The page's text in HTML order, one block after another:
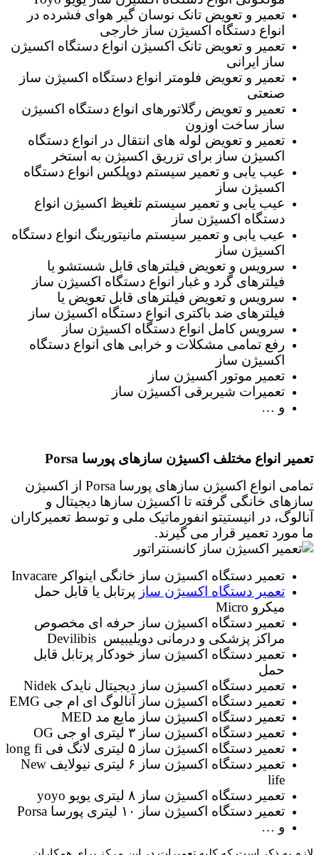
تعمیر و تعویض تانک نوسان گیر هوای فشرده در
انواع دستگاه اکسیژن ساز خارجی
تعمیر و تعویض تانک اکسیژن انواع دستگاه اکسیژن
ساز ایرانی
تعمیر و تعویض فلومتر انواع دستگاه اکسیژن ساز
صنعتی
تعمیر و تعویض رگلاتورهای انواع دستگاه اکسیژن
ساز ساخت اوزون
تعمیر و تعویض لوله های انتقال در انواع دستگاه
اکسیژن ساز برای تزریق اکسیژن به استخر
عیب یابی و تعمیر سیستم دوپلکس انواع دستگاه
اکسیژن ساز
عیب یابی و تعمیر سیستم تلغیظ اکسیژن انواع
دستگاه اکسیژن ساز
عیب یابی و تعمیر سیستم مانیتورینگ انواع دستگاه
اکسیژن ساز
سرویس و تعویض فیلترهای قابل شستشو یا
فیلترهای گرد و غبار انواع دستگاه اکسیژن ساز
سرویس و تعویض فیلترهای قابل تعویض یا
فیلترهای ضد باکتری انواع دستگاه اکسیژن ساز
سرویس کامل انواع دستگاه اکسیژن ساز
رفع تمامی مشکلات و خرابی های انواع دستگاه
اکسیژن ساز
تعمیر موتور اکسیژن ساز
تعمیرات شیربرقی اکسیژن ساز
و …
تعمیر انواع مختلف اکسیژن سازهای پورسا Porsa
تمامی انواع اکسیژن سازهای پورسا Porsa از اکسیژن
سازهای خانگی گرفته تا اکسیژن سازها دیجیتال و
آنالوگ، در انیستیتو انفورماتیک ملی و توسط تعمیرکاران
ما مورد تعمیر قرار می گیرند.
تعمیر دستگاه اکسیژن ساز خانگی اینواکر Invacare
تعمیر دستگاه اکسیژن ساز پرتابل یا قابل حمل
میکرو Micro
تعمیر دستگاه اکسیژن ساز حرفه ای مخصوص
مراکز پزشکی و درمانی دویلیبیس Devilibis
تعمیر دستگاه اکسیژن ساز خودکار پرتابل قابل
حمل
تعمیر دستگاه اکسیژن ساز دیجیتال نایدک Nidek
تعمیر دستگاه اکسیژن ساز آنالوگ ای ام جی EMG
تعمیر دستگاه اکسیژن ساز مایع مد MED
تعمیر دستگاه اکسیژن ساز ۳ لیتری او جی OG
تعمیر دستگاه اکسیژن ساز ۵ لیتری لانگ فی long fi
تعمیر دستگاه اکسیژن ساز ۶ لیتری نیولایف New
life
تعمیر دستگاه اکسیژن ساز ۸ لیتری یویو yoyo
تعمیر دستگاه اکسیژن ساز ۱۰ لیتری پورسا Porsa
و …